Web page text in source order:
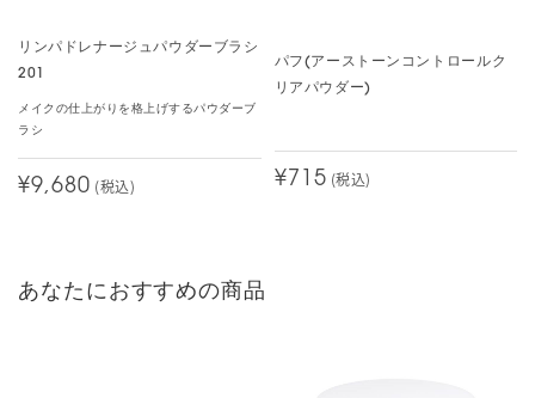
カラー： ライト
長年、パウダーやファンデーションの毛穴落ちに悩まされてきまし
た。特に色付きパウダーは毛穴落ちが目立つので避けてきました
が、これは従来の物とは全く違い、時間が経っても毛穴落ちが全く
が感じられない、これは本当に秀逸で夢のようなパウダーです。し
リンパドレナージュパウダーブラシ
201
メイクの仕上がりを格上げするパウダーブ
ラシ
¥9,680 (税込)
パフ(アーストーンコントロールク
リアパウダー)
¥715 (税込)
あなたにおすすめの商品